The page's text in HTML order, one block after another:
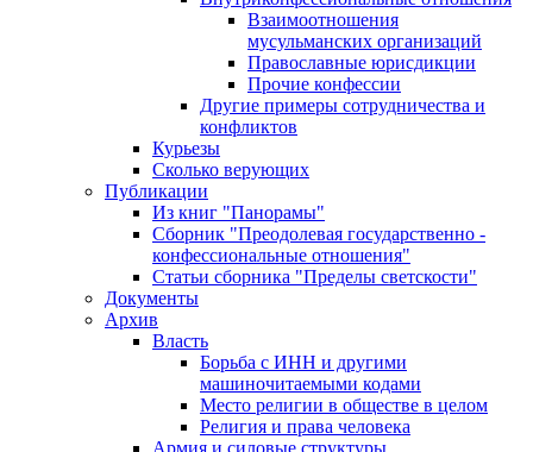
Взаимоотношения
мусульманских организаций
Православные юрисдикции
Прочие конфессии
Другие примеры сотрудничества и
конфликтов
Курьезы
Сколько верующих
Публикации
Из книг "Панорамы"
Сборник "Преодолевая государственно -
конфессиональные отношения"
Статьи сборника "Пределы светскости"
Документы
Архив
Власть
Борьба с ИНН и другими
машиночитаемыми кодами
Место религии в обществе в целом
Религия и права человека